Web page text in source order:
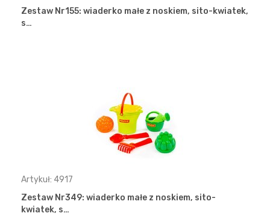
Zestaw Nr155: wiaderko małe z noskiem, sito-kwiatek,
s…
Artykuł: 4917
Zestaw Nr349: wiaderko małe z noskiem, sito-
kwiatek, s…